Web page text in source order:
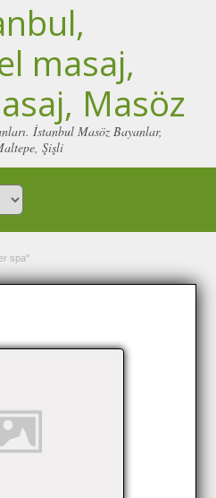
masaj,
Masöz
İstanbul Masöz Bayanlar,
Şişli
spa"